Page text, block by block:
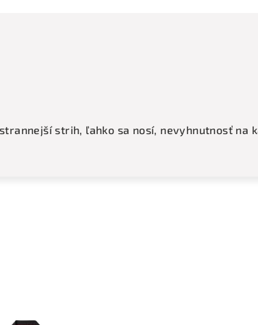
strih, ľahko sa nosí, nevyhnutnosť na